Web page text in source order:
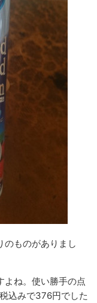
のものがありまし
よね。使い勝手の点
込みで376円でした